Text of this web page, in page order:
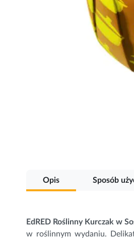
Opis
EdRED Roślinny Kurczak w
w roślinnym wydaniu.
Sposób